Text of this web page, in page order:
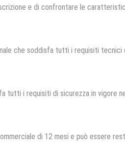
e di confrontare le
che soddisfa tutti i requisiti tecnici
tutti i requisiti di sicurezza in vigore
di 12 mesi e può essere